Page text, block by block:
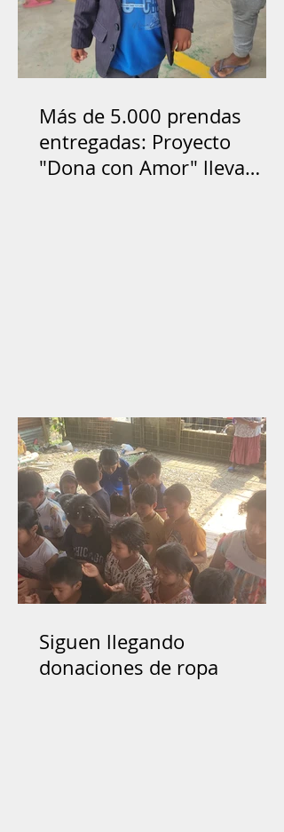
Más de 5.000 prendas
entregadas: Proyecto
"Dona con Amor" lleva
Siguen llegando
donaciones de ropa